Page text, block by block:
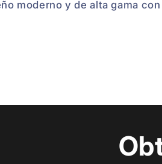
moderno y de alta gama